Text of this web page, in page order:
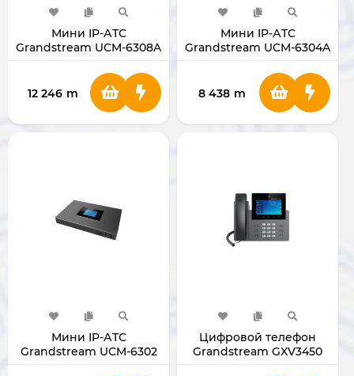
Мини IP-АТС
Grandstream UCM-6308A
12 246 m
Мини IP-АТС
Grandstream UCM-6304A
8 438 m
Мини IP-АТС
Grandstream UCM-6302
Цифровой телефон
Grandstream GXV3450